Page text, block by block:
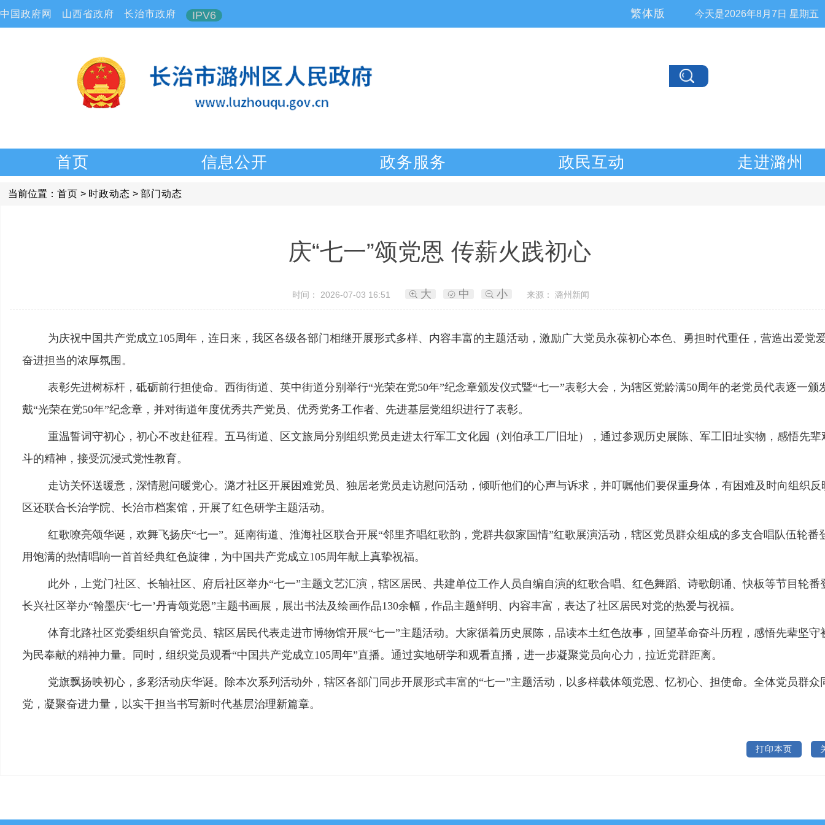
中国政府网 山西省政府 长治市政府 IPV6 今天是2026年8月7日 星期五
繁体版
首页 信息公开 政务服务 政民互动 走进潞州
当前位置： 首页 > 时政动态 > 部门动态
庆“七一”颂党恩 传薪火践初心
时间： 2026-07-03 16:51 大 中 小 来源： 潞州新闻
为庆祝中国共产党成立105周年，连日来，我区各级各部门相继开展形式多样、内容丰富的主题活动，激励广大党员永葆初心本色、勇担时代重任，营造出爱党
奋进担当的浓厚氛围。
表彰先进树标杆，砥砺前行担使命。西街街道、英中街道分别举行“光荣在党50年”纪念章颁发仪式暨“七一”表彰大会，为辖区党龄满50周年的老党员代表逐一颁
戴“光荣在党50年”纪念章，并对街道年度优秀共产党员、优秀党务工作者、先进基层党组织进行了表彰。
重温誓词守初心，初心不改赴征程。五马街道、区文旅局分别组织党员走进太行军工文化园（刘伯承工厂旧址），通过参观历史展陈、军工旧址实物，感悟先辈
斗的精神，接受沉浸式党性教育。
走访关怀送暖意，深情慰问暖党心。潞才社区开展困难党员、独居老党员走访慰问活动，倾听他们的心声与诉求，并叮嘱他们要保重身体，有困难及时向组织反
区还联合长治学院、长治市档案馆，开展了红色研学主题活动。
红歌嘹亮颂华诞，欢舞飞扬庆“七一”。延南街道、淮海社区联合开展“邻里齐唱红歌韵，党群共叙家国情”红歌展演活动，辖区党员群众组成的多支合唱队伍轮番
用饱满的热情唱响一首首经典红色旋律，为中国共产党成立105周年献上真挚祝福。
此外，上党门社区、长轴社区、府后社区举办“七一”主题文艺汇演，辖区居民、共建单位工作人员自编自演的红歌合唱、红色舞蹈、诗歌朗诵、快板等节目轮番
长兴社区举办“翰墨庆‘七一’丹青颂党恩”主题书画展，展出书法及绘画作品130余幅，作品主题鲜明、内容丰富，表达了社区居民对党的热爱与祝福。
体育北路社区党委组织自管党员、辖区居民代表走进市博物馆开展“七一”主题活动。大家循着历史展陈，品读本土红色故事，回望革命奋斗历程，感悟先辈坚守
为民奉献的精神力量。同时，组织党员观看“中国共产党成立105周年”直播。通过实地研学和观看直播，进一步凝聚党员向心力，拉近党群距离。
党旗飘扬映初心，多彩活动庆华诞。除本次系列活动外，辖区各部门同步开展形式丰富的“七一”主题活动，以多样载体颂党恩、忆初心、担使命。全体党员群众
党，凝聚奋进力量，以实干担当书写新时代基层治理新篇章。
打印本页